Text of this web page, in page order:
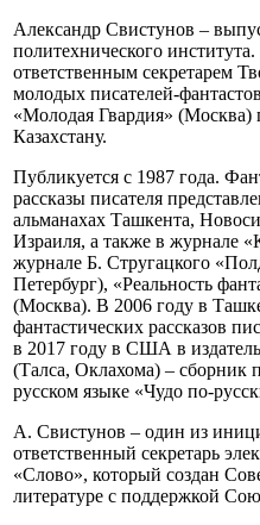
Александр Свистунов –
политехнического
ответственным секретарем
молодых писателей-
«Молодая Гвардия»
Казахстану.
Публикуется с 1987 года.
рассказы писателя
альманахах Ташкента,
Израиля, а также в журнале
журнале Б. Стругацкого
Петербург), «Реальность
(Москва). В 2006 году в
фантастических рассказов
в 2017 году в США в
(Талса, Оклахома) – сборник
русском языке «Чудо по-
А. Свистунов – один из
ответственный секретарь
«Слово», который создан
литературе с поддержкой